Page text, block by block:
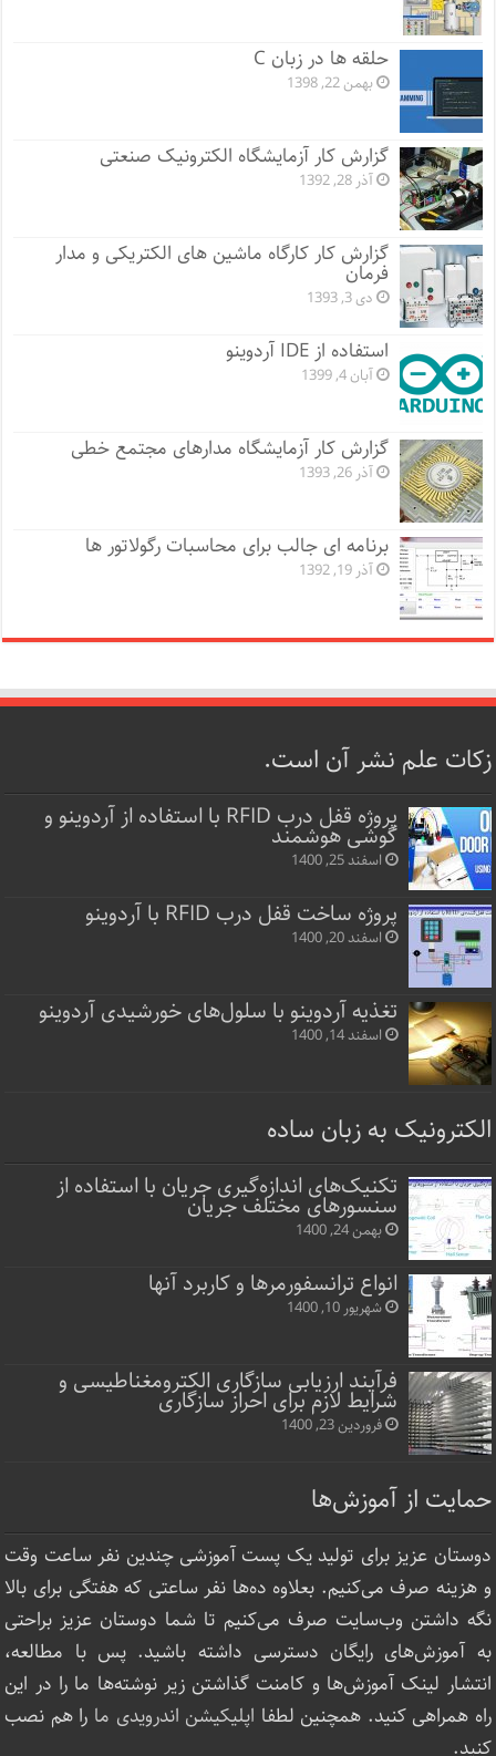
حلقه ها در زبان C
بهمن 22, 1398
گزارش کار آزمایشگاه الکترونیک صنعتی
آذر 28, 1392
گزارش کار کارگاه ماشین های الکتریکی و مدار
فرمان
دی 3, 1393
استفاده از IDE آردوینو
آبان 4, 1399
گزارش کار آزمایشگاه مدارهای مجتمع خطی
آذر 26, 1393
برنامه ای جالب برای محاسبات رگولاتور ها
آذر 19, 1392
زکات علم نشر آن است.
پروژه قفل‌ درب RFID با استفاده از آردوینو و
گوشی هوشمند
اسفند 25, 1400
پروژه ساخت قفل‌ درب RFID با آردوینو
اسفند 20, 1400
تغذیه آردوینو با سلول‌های خورشیدی آردوینو
اسفند 14, 1400
الکترونیک به زبان ساده
تکنیک‌های اندازه‌گیری جریان با استفاده از
سنسورهای مختلف جریان
بهمن 24, 1400
انواع ترانسفورمرها و کاربرد آنها
شهریور 10, 1400
فرآیند ارزیابی سازگاری الکترومغناطیسی و
شرایط لازم برای احراز سازگاری
فروردین 23, 1400
حمایت از آموزش‌ها
دوستان عزیز برای تولید یک پست آموزشی چندین نفر ساعت‌ وقت
و هزینه صرف می‌کنیم. بعلاوه ده‌ها نفر ساعتی که هفتگی برای بالا
نگه داشتن وب‌سایت صرف ‌می‌کنیم تا شما دوستان عزیز براحتی
به آموزش‌های رایگان دسترسی داشته باشید. پس با مطالعه،
انتشار لینک‌ آموزش‌ها و کامنت گذاشتن زیر نوشته‌‌ها ما را در این
راه همراهی کنید. همچنین لطفا اپلیکیشن اندرویدی ما را هم نصب
کنید.